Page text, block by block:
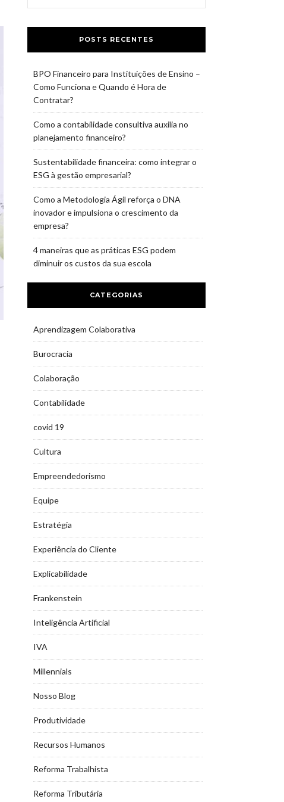
POSTS RECENTES
BPO Financeiro para Instituições de Ensino –
Como Funciona e Quando é Hora de
Contratar?
Como a contabilidade consultiva auxilia no
planejamento financeiro?
Sustentabilidade financeira: como integrar o
ESG à gestão empresarial?
Como a Metodologia Ágil reforça o DNA
inovador e impulsiona o crescimento da
empresa?
4 maneiras que as práticas ESG podem
diminuir os custos da sua escola
CATEGORIAS
Aprendizagem Colaborativa
Burocracia
Colaboração
Contabilidade
covid 19
Cultura
Empreendedorismo
Equipe
Estratégia
Experiência do Cliente
Explicabilidade
Frankenstein
Inteligência Artificial
IVA
Millennials
Nosso Blog
Produtividade
Recursos Humanos
Reforma Trabalhista
Reforma Tributária